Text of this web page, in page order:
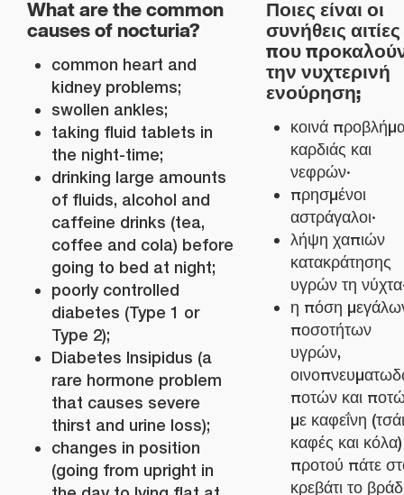
What are the common
causes of nocturia?
common heart and
kidney problems;
swollen ankles;
taking fluid tablets in
the night-time;
drinking large amounts
of fluids, alcohol and
caffeine drinks (tea,
coffee and cola) before
going to bed at night;
poorly controlled
diabetes (Type 1 or
Type 2);
Diabetes Insipidus (a
rare hormone problem
that causes severe
thirst and urine loss);
changes in position
(going from upright in
Ποιες είναι οι
συνήθεις αιτίες
που
την νυχτερινή
ενούρηση;
κοινά
καρδιάς και
νεφρών·
πρησμένοι
αστράγαλοι·
λήψη χαπιών
κατακράτησης
υγρών τη
η πόση
ποσοτήτων
υγρών,
ποτών και
με καφεΐνη
καφές και κόλα)
προτού πάτε
κρεβάτι το